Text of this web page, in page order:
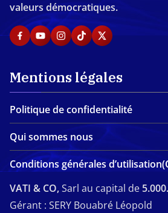
valeurs démocratiques.
Mentions légales
Politique de confidentialité
Qui sommes nous
Conditions générales
VATI & CO,Sarl au capital de
Gérant : SERY Bouabré Léopold